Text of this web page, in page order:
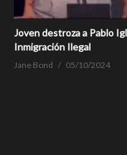
Joven destroza a Pablo
Inmigración Ilegal
Jane Bond 05/10/2024